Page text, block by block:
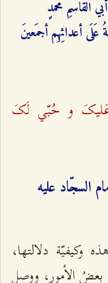
‌القاسمِ محمدٍ
عَلَی أعدائِهِم أجمَعینَ
عَليکَ و حُبّي لَکَ
السجّاد عليه
وكيفيّة دلالتها،
بعضُ الأمور، ووصل